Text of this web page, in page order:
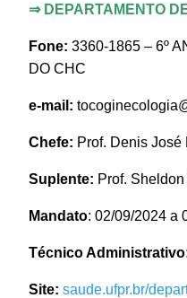
⇒ DEPARTAMENTO
Fone: 3360-1865 – 6º
DO CHC
e-mail:
Chefe: Prof. Denis José
Suplente: Prof.
Mandato: 02/09/2024 a
Técnico
Site: saude.ufpr.br/